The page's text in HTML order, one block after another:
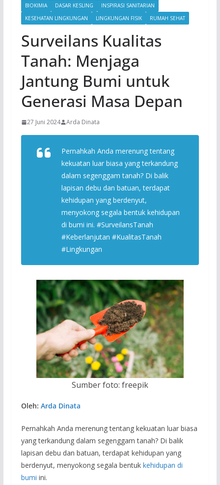
BIOKIMIA DASAR KESLING
INSPIRASI SANITARIAN
KESEHATAN LINGKUNGAN
LINGKUNGAN FISIK RUMAH SEHAT
Surveilans Kualitas
Tanah: Menjaga
Jantung Bumi untuk
Generasi Masa Depan
27 Juni 2024 Arda Dinata
Pernahkah Anda merenung tentang
kekuatan luar biasa yang terkandung
dalam segenggam tanah? Di balik
lapisan debu dan batuan, terdapat
kehidupan yang berdenyut,
menyokong segala bentuk kehidupan
di bumi ini. #SurveilansTanah
#Keberlanjutan #KualitasTanah
#Lingkungan
Sumber foto: freepik
Oleh: Arda Dinata
Pernahkah Anda merenung tentang kekuatan luar biasa
yang terkandung dalam segenggam tanah? Di balik
lapisan debu dan batuan, terdapat kehidupan yang
berdenyut, menyokong segala bentuk kehidupan di
bumi ini.